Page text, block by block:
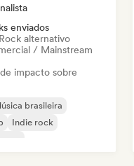
enviados
Rock alternativo
/ Mainstream
impacto sobre
brasileira
Indie rock